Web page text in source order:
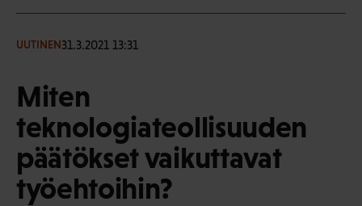
UUTINEN31.3.2021 13:31
Miten
teknologiateollisuuden
päätökset vaikuttavat
työehtoihin?